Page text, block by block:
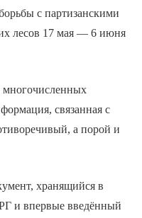
с партизанскими
лесов 17 мая — 6 июня
связанная с
а порой и
хранящийся в
и впервые введённый